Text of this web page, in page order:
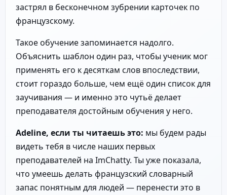
застрял в бесконечном зубрении карточек по
французскому.
Такое обучение запоминается надолго.
Объяснить шаблон один раз, чтобы ученик мог
применять его к десяткам слов впоследствии,
стоит гораздо больше, чем ещё один список для
заучивания — и именно это чутьё делает
преподавателя достойным обучения у него.
Adeline, если ты читаешь это: мы будем рады
видеть тебя в числе наших первых
преподавателей на ImChatty. Ты уже показала,
что умеешь делать французский словарный
запас понятным для людей — перенести это в